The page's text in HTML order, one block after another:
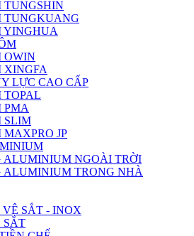
TUNGSHIN
TUNGKUANG
YINGHUA
OWIN
XINGFA
LỰC CAO CẤP
TOPAL
PMA
SLIM
JP
ALUMINIUM NGOÀI TRỜI
ALUMINIUM TRONG NHÀ
SẮT - INOX
SẮT